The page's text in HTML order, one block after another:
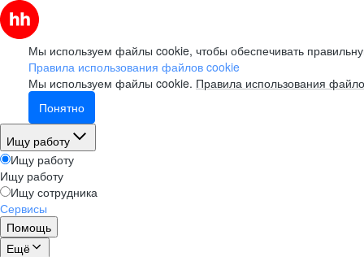
Мы используем файлы cookie, чтобы обеспечивать
Правила использования файлов cookie
Мы используем файлы cookie. Правила использования
Понятно
Ищу работу
Ищу работу
Ищу работу
Ищу сотрудника
Сервисы
Помощь
Ещё